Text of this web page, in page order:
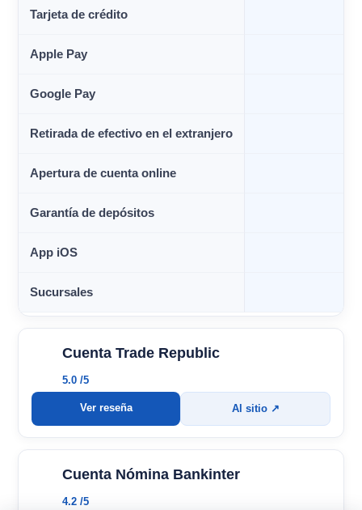
Tarjeta de crédito
Apple Pay
Google Pay
Retirada de efectivo en el extranjero
Apertura de cuenta online
Garantía de depósitos
App iOS
Sucursales
Cuenta Trade Republic
5.0 /5
Ver reseña Al sitio ↗
Cuenta Nómina Bankinter
4.2 /5